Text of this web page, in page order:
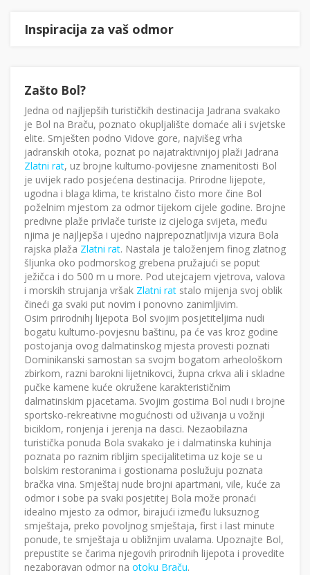
Inspiracija za vaš odmor
Zašto Bol?
Jedna od najljepših turističkih destinacija Jadrana svakako
je Bol na Braču, poznato okupljalište domaće ali i svjetske
elite. Smješten podno Vidove gore, najvišeg vrha
jadranskih otoka, poznat po najatraktivnijoj plaži Jadrana
Zlatni rat, uz brojne kulturno-povijesne znamenitosti Bol
je uvijek rado posjećena destinacija. Prirodne lijepote,
ugodna i blaga klima, te kristalno čisto more čine Bol
poželnim mjestom za odmor tijekom cijele godine. Brojne
predivne plaže privlače turiste iz cijeloga svijeta, među
njima je najljepša i ujedno najprepoznatljivija vizura Bola
rajska plaža Zlatni rat. Nastala je taloženjem finog zlatnog
šljunka oko podmorskog grebena pružajući se poput
ježičca i do 500 m u more. Pod utejcajem vjetrova, valova
i morskih strujanja vršak Zlatni rat stalo mijenja svoj oblik
čineći ga svaki put novim i ponovno zanimljivim.
Osim prirodnihj lijepota Bol svojim posjetiteljima nudi
bogatu kulturno-povjesnu baštinu, pa će vas kroz godine
postojanja ovog dalmatinskog mjesta provesti poznati
Dominikanski samostan sa svojm bogatom arheološkom
zbirkom, razni barokni lijetnikovci, župna crkva ali i skladne
pučke kamene kuće okružene karakterističnim
dalmatinskim pjacetama. Svojim gostima Bol nudi i brojne
sportsko-rekreativne mogućnosti od uživanja u vožnji
biciklom, ronjenja i jerenja na dasci. Nezaobilazna
turistička ponuda Bola svakako je i dalmatinska kuhinja
poznata po raznim ribljim specijalitetima uz koje se u
bolskim restoranima i gostionama poslužuju poznata
bračka vina. Smještaj nude brojni apartmani, vile, kuće za
odmor i sobe pa svaki posjetitej Bola može pronaći
idealno mjesto za odmor, birajući između luksuznog
smještaja, preko povoljnog smještaja, first i last minute
ponude, te smještaja u obližnjim uvalama. Upoznajte Bol,
prepustite se čarima njegovih prirodnih lijepota i provedite
nezaboravan odmor na otoku Braču.